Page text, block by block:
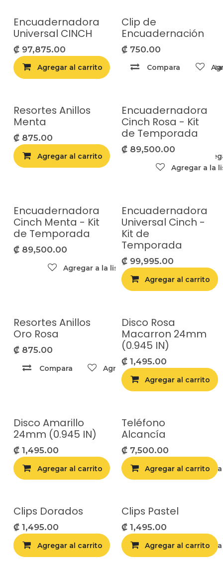
Encuadernadora
Universal CINCH
₡ 97,875.00
Agregar al carrito Agregar a la
Clip de
Encuadernación
₡ 750.00
Compara
Resortes Anillos
Menta
₡ 875.00
Agregar al carrito Compara
Agotado
Encuadernadora
Cinch Rosa - Kit
de Temporada
₡ 89,500.00
Agregar a la
Agotado
Encuadernadora
Cinch Menta - Kit
de Temporada
₡ 89,500.00
Agregar a la lista de deseos
Encuadernadora
Universal Cinch -
Kit de
Temporada
₡ 99,995.00
Agregar al carrito
Resortes Anillos
Oro Rosa
₡ 875.00
Compara Agregar a la lista de deseos
Disco Rosa
Macarron 24mm
(0.945 IN)
₡ 1,495.00
Agregar al carrito
Disco Amarillo
24mm (0.945 IN)
₡ 1,495.00
Agregar al carrito Agregar a la
Teléfono
Alcancía
₡ 7,500.00
Agregar al carrito
Clips Dorados
₡ 1,495.00
Agregar al carrito Agregar a la
Clips Pastel
₡ 1,495.00
Agregar al carrito